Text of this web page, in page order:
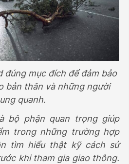
đúng mục đích để đảm bảo
bản thân và những người
quanh.
bộ phận quan trọng giúp
trong những trường hợp
tìm hiểu thật kỹ cách sử
khi tham gia giao thông.